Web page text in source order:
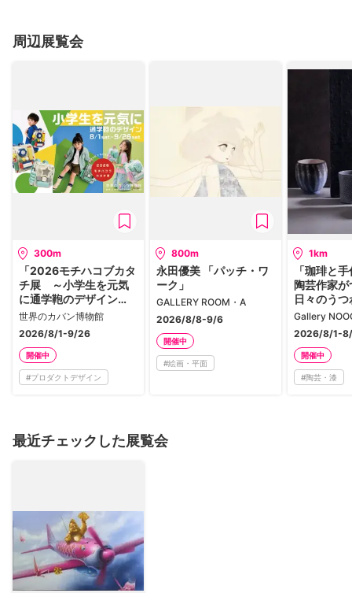
周辺展覧会
300m
「2026モチハコブカタ
チ展 ～小学生を元気
に通学鞄のデザイン
～」
世界のカバン博物館
2026/8/1-9/26
開催中
#プロダクトデザイン
800m
永田優美 「パッチ・ワ
ーク」
GALLERY ROOM・A
2026/8/8-9/6
開催中
#絵画・平面
1km
「珈琲と
陶芸作家が
日々のう
2026/8/1-
開催中
#陶芸・漆
最近チェックした展覧会